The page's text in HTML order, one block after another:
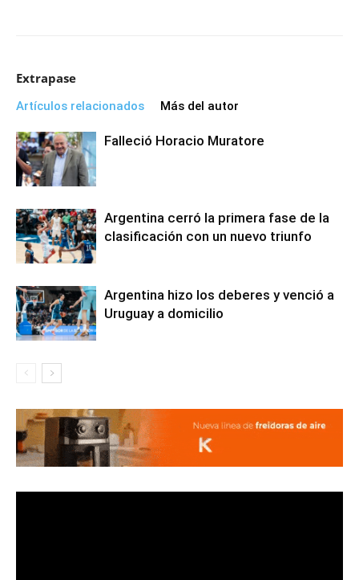
Extrapase
Artículos relacionados Más del autor
Falleció Horacio Muratore
Argentina cerró la primera fase de la
clasificación con un nuevo triunfo
Argentina hizo los deberes y venció a
Uruguay a domicilio